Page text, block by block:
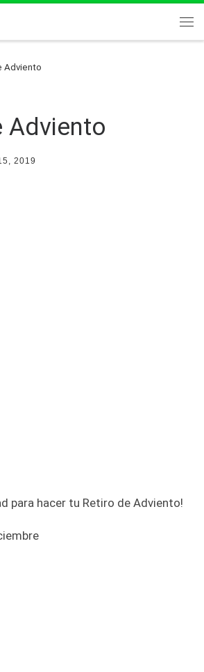
Adviento
Adviento
2019
para hacer tu Retiro de Adviento!